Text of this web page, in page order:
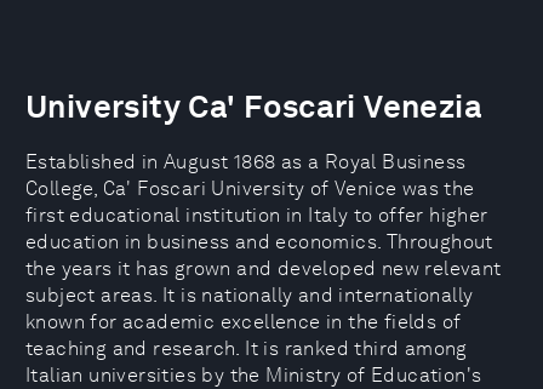
University Ca' Foscari Venezia
Established in August 1868 as a Royal Business
College, Ca' Foscari University of Venice was the
first educational institution in Italy to offer higher
education in business and economics. Throughout
the years it has grown and developed new relevant
subject areas. It is nationally and internationally
known for academic excellence in the fields of
teaching and research. It is ranked third among
Italian universities by the Ministry of Education's